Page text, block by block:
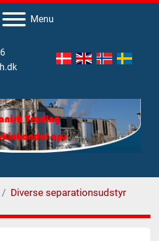
Menu
Diverse separationsudstyr